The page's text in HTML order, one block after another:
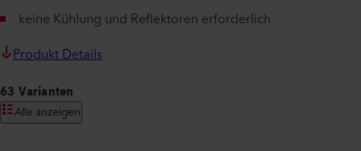
keine Kühlung und Reflektoren erforderlich
Produkt Details
63 Varianten
Alle anzeigen